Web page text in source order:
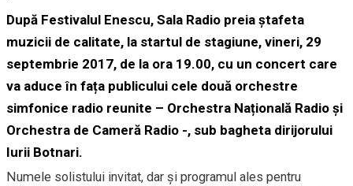
După Festivalul Enescu, Sala Radio preia ștafeta
muzicii de calitate, la startul de stagiune, vineri, 29
septembrie 2017, de la ora 19.00, cu un concert care
va aduce în fața publicului cele două orchestre
simfonice radio reunite – Orchestra Națională Radio și
Orchestra de Cameră Radio -, sub bagheta dirijorului
Iurii Botnari.
Numele solistului invitat, dar și programul ales pentru